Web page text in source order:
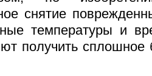
снятие
температуры и
получить